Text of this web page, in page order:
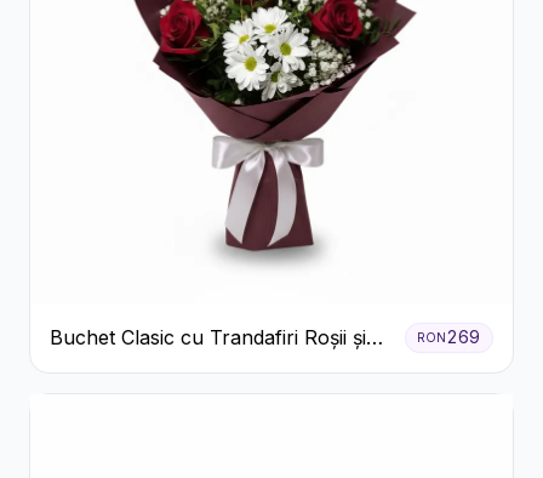
Buchet Clasic cu Trandafiri Roșii și
Crizanteme Albe
RON269